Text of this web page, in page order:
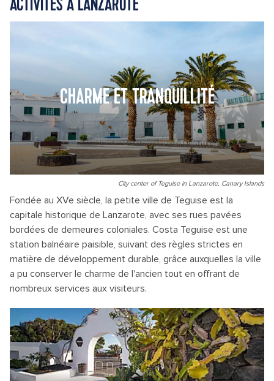
CHARME ET TRANQUILLITÉ
City center of Teguise in Lanzarote, Canary Islands
Fondée au XVe siècle, la petite ville de Teguise est la
capitale historique de Lanzarote, avec ses rues pavées
bordées de demeures coloniales. Costa Teguise est une
station balnéaire paisible, suivant des règles strictes en
matière de développement durable, grâce auxquelles la ville
a pu conserver le charme de l'ancien tout en offrant de
nombreux services aux visiteurs.